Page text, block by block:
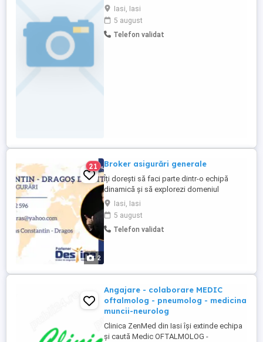
priceputa si la grădinărit (exclus
cosit).Dacă ați lucrat in seră este un
avantaj. Contract pentru minim 5 zile luna .
Achit pentru infiintare PFA, servicii
Iasi, Iasi
5 august
Telefon validat
2
21 Broker asigurări generale
Îți dorești să faci parte dintr-o echipă
dinamică și să explorezi domeniul
asigurărilor? Caut persoane pasionate și
dornice să se alăture echipei mele în
calitate de colaboratori. Dacă îți dorești un
venit suplimentar, împreună cu un program
Iasi, Iasi
5 august
Telefon validat
Angajare - colaborare MEDIC
oftalmolog - pneumolog - medicina
muncii-neurolog
Clinica ZenMed din Iasi își extinde echipa
și caută Medic OFTALMOLOG -